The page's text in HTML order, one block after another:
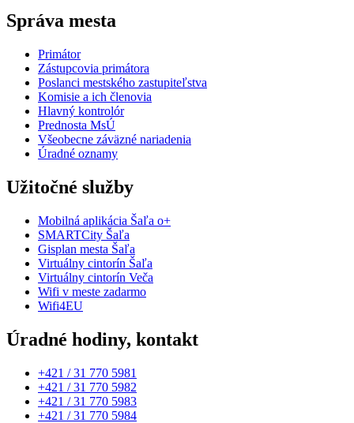
Správa mesta
Primátor
Zástupcovia primátora
Poslanci mestského zastupiteľstva
Komisie a ich členovia
Hlavný kontrolór
Prednosta MsÚ
Všeobecne záväzné nariadenia
Úradné oznamy
Užitočné služby
Mobilná aplikácia Šaľa o+
SMARTCity Šaľa
Gisplan mesta Šaľa
Virtuálny cintorín Šaľa
Virtuálny cintorín Veča
Wifi v meste zadarmo
Wifi4EU
Úradné hodiny, kontakt
+421 / 31 770 5981
+421 / 31 770 5982
+421 / 31 770 5983
+421 / 31 770 5984